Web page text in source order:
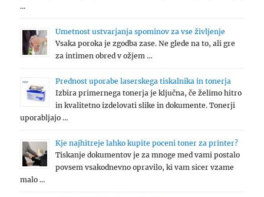
…
Umetnost ustvarjanja spominov za vse življenje
Vsaka poroka je zgodba zase. Ne glede na to, ali gre
za intimen obred v ožjem …
Prednost uporabe laserskega tiskalnika in tonerja
Izbira primernega tonerja je ključna, če želimo hitro
in kvalitetno izdelovati slike in dokumente. Tonerji
uporabljajo …
Kje najhitreje lahko kupite poceni toner za printer?
Tiskanje dokumentov je za mnoge med vami postalo
povsem vsakodnevno opravilo, ki vam sicer vzame
malo …